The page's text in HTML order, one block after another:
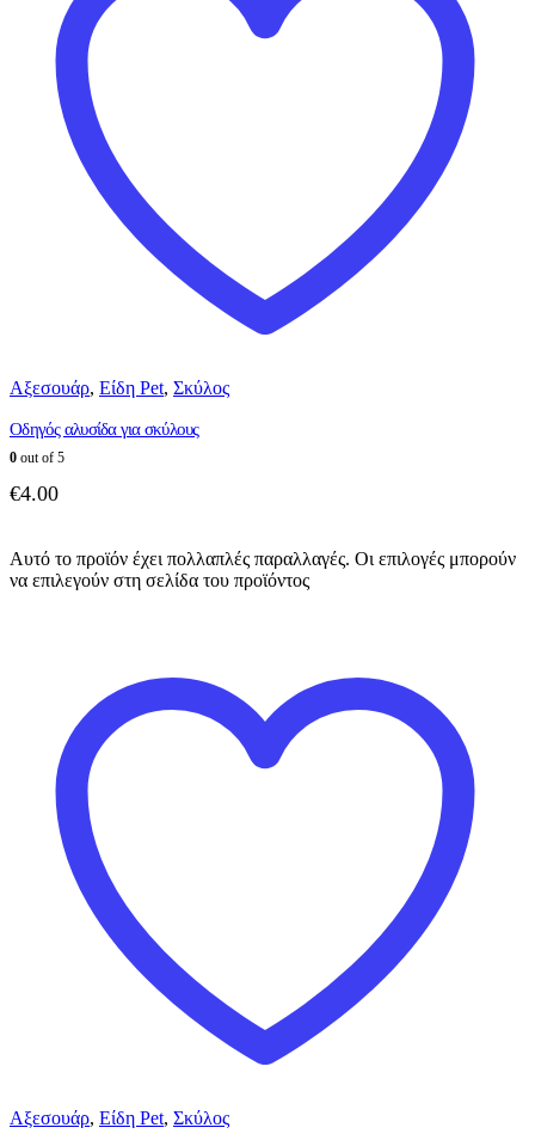
Αξεσουάρ, Είδη Pet, Σκύλος
Οδηγός αλυσίδα για σκύλους
0 out of 5
€4.00
Αυτό το προϊόν έχει πολλαπλές παραλλαγές. Οι επιλογές μπορούν
να επιλεγούν στη σελίδα του προϊόντος
Αξεσουάρ, Είδη Pet, Σκύλος